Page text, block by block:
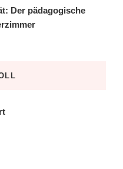
Der pädagogische